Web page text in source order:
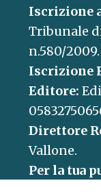
Iscrizione
Tribunale
n.580/2009.
Iscrizione
Editore:
Direttore
Vallone.
Per la tua